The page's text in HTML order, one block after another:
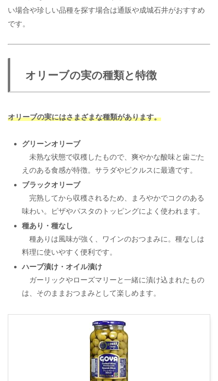
い場合や珍しい品種を探す場合は通販や成城石井がおすすめ
です。
オリーブの実の種類と特徴
オリーブの実にはさまざまな種類があります。
グリーンオリーブ
未熟な状態で収穫したもので、爽やかな酸味と歯ごた
えのある食感が特徴。サラダやピクルスに最適です。
ブラックオリーブ
完熟してから収穫されるため、まろやかでコクのある
味わい。ピザやパスタのトッピングによく使われます。
種あり・種なし
種ありは風味が強く、ワインのおつまみに。種なしは
料理に使いやすく便利です。
ハーブ漬け・オイル漬け
ガーリックやローズマリーと一緒に漬け込まれたもの
は、そのままおつまみとして楽しめます。